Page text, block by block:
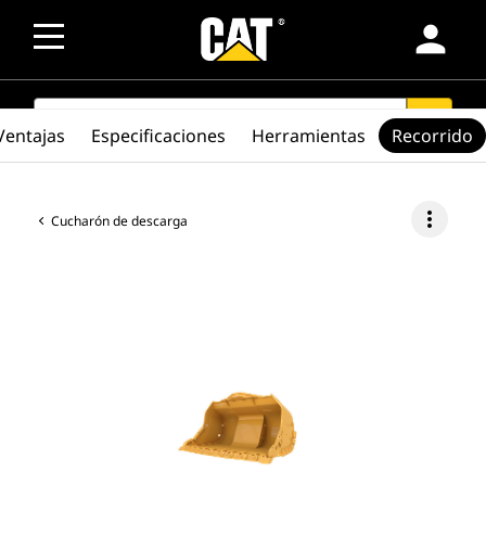
person
SEARCH search
Cucharón de descarga more_vert
Especificaciones Herramientas Recorrido